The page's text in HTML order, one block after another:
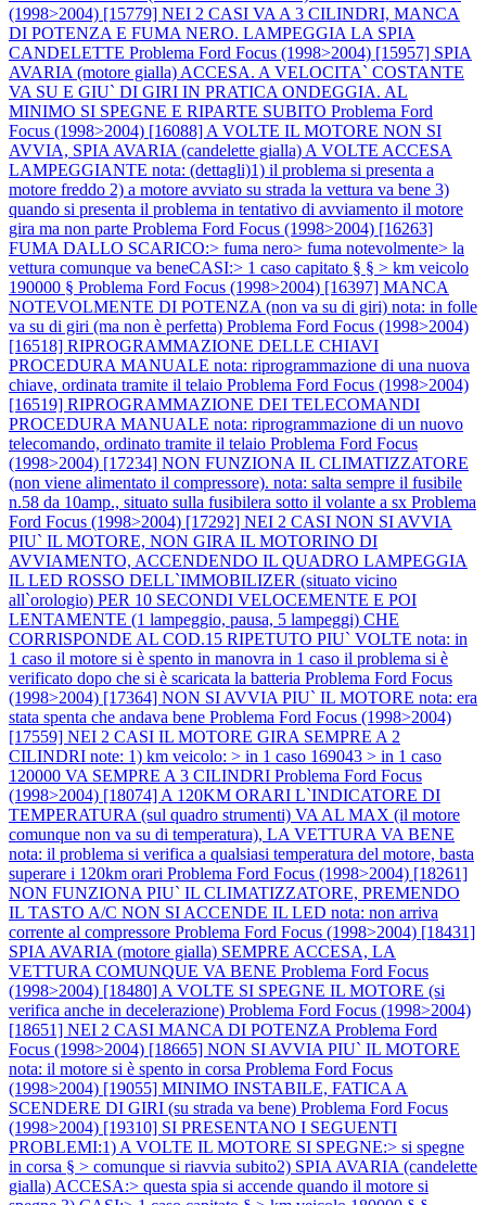
(1998>2004) [15779] NEI 2 CASI VA A 3 CILINDRI, MANCA
DI POTENZA E FUMA NERO. LAMPEGGIA LA SPIA
CANDELETTE Problema Ford Focus (1998>2004) [15957] SPIA
AVARIA (motore gialla) ACCESA. A VELOCITA` COSTANTE
VA SU E GIU` DI GIRI IN PRATICA ONDEGGIA. AL
MINIMO SI SPEGNE E RIPARTE SUBITO Problema Ford
Focus (1998>2004) [16088] A VOLTE IL MOTORE NON SI
AVVIA, SPIA AVARIA (candelette gialla) A VOLTE ACCESA
LAMPEGGIANTE nota: (dettagli)1) il problema si presenta a
motore freddo 2) a motore avviato su strada la vettura va bene 3)
quando si presenta il problema in tentativo di avviamento il motore
gira ma non parte Problema Ford Focus (1998>2004) [16263]
FUMA DALLO SCARICO:> fuma nero> fuma notevolmente> la
vettura comunque va beneCASI:> 1 caso capitato § § > km veicolo
190000 § Problema Ford Focus (1998>2004) [16397] MANCA
NOTEVOLMENTE DI POTENZA (non va su di giri) nota: in folle
va su di giri (ma non è perfetta) Problema Ford Focus (1998>2004)
[16518] RIPROGRAMMAZIONE DELLE CHIAVI
PROCEDURA MANUALE nota: riprogrammazione di una nuova
chiave, ordinata tramite il telaio Problema Ford Focus (1998>2004)
[16519] RIPROGRAMMAZIONE DEI TELECOMANDI
PROCEDURA MANUALE nota: riprogrammazione di un nuovo
telecomando, ordinato tramite il telaio Problema Ford Focus
(1998>2004) [17234] NON FUNZIONA IL CLIMATIZZATORE
(non viene alimentato il compressore). nota: salta sempre il fusibile
n.58 da 10amp., situato sulla fusibilera sotto il volante a sx Problema
Ford Focus (1998>2004) [17292] NEI 2 CASI NON SI AVVIA
PIU` IL MOTORE, NON GIRA IL MOTORINO DI
AVVIAMENTO, ACCENDENDO IL QUADRO LAMPEGGIA
IL LED ROSSO DELL`IMMOBILIZER (situato vicino
all`orologio) PER 10 SECONDI VELOCEMENTE E POI
LENTAMENTE (1 lampeggio, pausa, 5 lampeggi) CHE
CORRISPONDE AL COD.15 RIPETUTO PIU` VOLTE nota: in
1 caso il motore si è spento in manovra in 1 caso il problema si è
verificato dopo che si è scaricata la batteria Problema Ford Focus
(1998>2004) [17364] NON SI AVVIA PIU` IL MOTORE nota: era
stata spenta che andava bene Problema Ford Focus (1998>2004)
[17559] NEI 2 CASI IL MOTORE GIRA SEMPRE A 2
CILINDRI note: 1) km veicolo: > in 1 caso 169043 > in 1 caso
120000 VA SEMPRE A 3 CILINDRI Problema Ford Focus
(1998>2004) [18074] A 120KM ORARI L`INDICATORE DI
TEMPERATURA (sul quadro strumenti) VA AL MAX (il motore
comunque non va su di temperatura), LA VETTURA VA BENE
nota: il problema si verifica a qualsiasi temperatura del motore, basta
superare i 120km orari Problema Ford Focus (1998>2004) [18261]
NON FUNZIONA PIU` IL CLIMATIZZATORE, PREMENDO
IL TASTO A/C NON SI ACCENDE IL LED nota: non arriva
corrente al compressore Problema Ford Focus (1998>2004) [18431]
SPIA AVARIA (motore gialla) SEMPRE ACCESA, LA
VETTURA COMUNQUE VA BENE Problema Ford Focus
(1998>2004) [18480] A VOLTE SI SPEGNE IL MOTORE (si
verifica anche in decelerazione) Problema Ford Focus (1998>2004)
[18651] NEI 2 CASI MANCA DI POTENZA Problema Ford
Focus (1998>2004) [18665] NON SI AVVIA PIU` IL MOTORE
nota: il motore si è spento in corsa Problema Ford Focus
(1998>2004) [19055] MINIMO INSTABILE, FATICA A
SCENDERE DI GIRI (su strada va bene) Problema Ford Focus
(1998>2004) [19310] SI PRESENTANO I SEGUENTI
PROBLEMI:1) A VOLTE IL MOTORE SI SPEGNE:> si spegne
in corsa § > comunque si riavvia subito2) SPIA AVARIA (candelette
gialla) ACCESA:> questa spia si accende quando il motore si